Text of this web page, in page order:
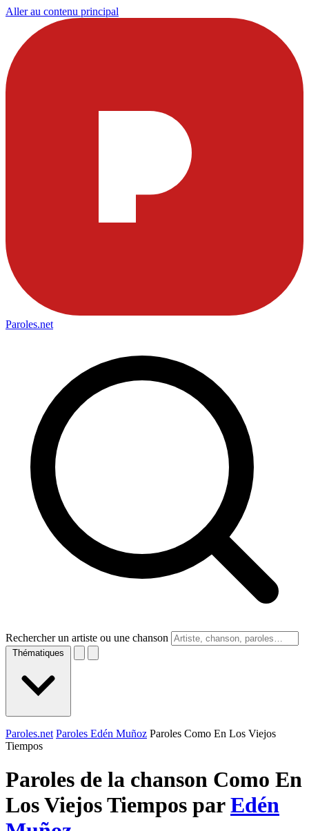
Aller au contenu principal
Paroles.net
Rechercher un artiste ou une chanson
Thématiques
Paroles.net Paroles Edén Muñoz Paroles Como En Los Viejos
Tiempos
Paroles de la chanson Como En
Los Viejos Tiempos parEdén